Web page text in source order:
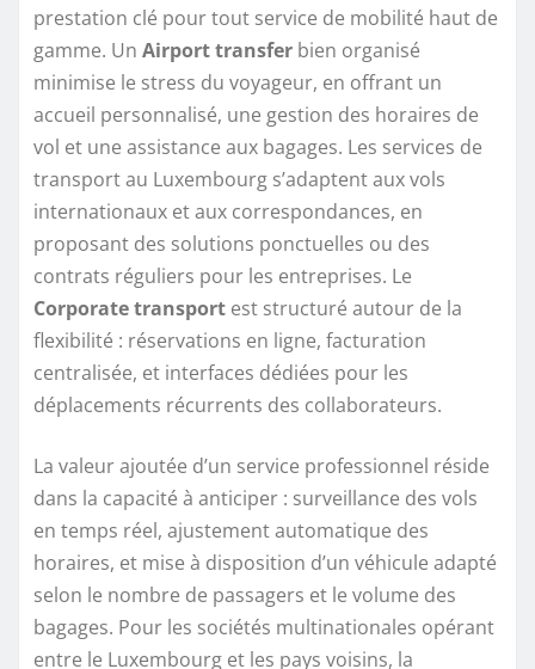
prestation clé pour tout service de mobilité haut de
gamme. Un Airport transfer bien organisé
minimise le stress du voyageur, en offrant un
accueil personnalisé, une gestion des horaires de
vol et une assistance aux bagages. Les services de
transport au Luxembourg s’adaptent aux vols
internationaux et aux correspondances, en
proposant des solutions ponctuelles ou des
contrats réguliers pour les entreprises. Le
Corporate transport est structuré autour de la
flexibilité : réservations en ligne, facturation
centralisée, et interfaces dédiées pour les
déplacements récurrents des collaborateurs.
La valeur ajoutée d’un service professionnel réside
dans la capacité à anticiper : surveillance des vols
en temps réel, ajustement automatique des
horaires, et mise à disposition d’un véhicule adapté
selon le nombre de passagers et le volume des
bagages. Pour les sociétés multinationales opérant
entre le Luxembourg et les pays voisins, la